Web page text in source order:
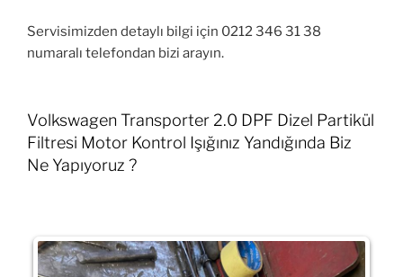
Servisimizden detaylı bilgi için 0212 346 31 38
numaralı telefondan bizi arayın.
Volkswagen Transporter 2.0 DPF Dizel Partikül
Filtresi Motor Kontrol Işığınız Yandığında Biz
Ne Yapıyoruz ?